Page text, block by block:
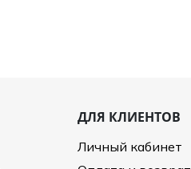
ДЛЯ КЛИЕНТОВ
Личный кабинет